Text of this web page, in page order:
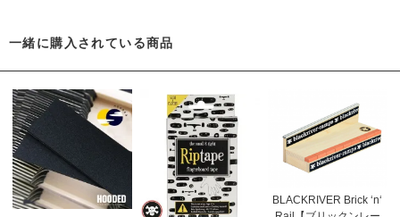
一緒に購入されている商品
BLACKRIVER Brick ‘n‘